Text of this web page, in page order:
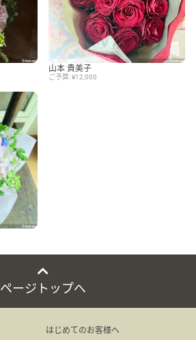
山本 貴美子
ご予算: ¥12,000
ページトップへ
はじめてのお客様へ